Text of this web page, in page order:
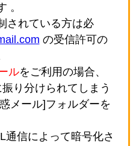
。
されている方は必
の受信許可の
ルをご利用の場合、
り分けられてしまう
メール]フォルダーを
信によって暗号化さ